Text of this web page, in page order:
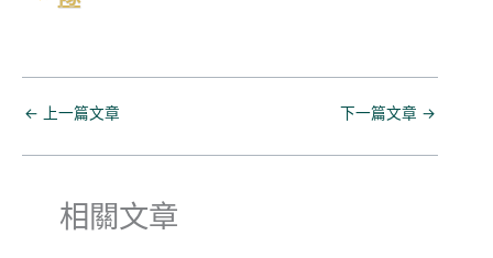
← 上一篇文章 下一篇文章 →
相關文章